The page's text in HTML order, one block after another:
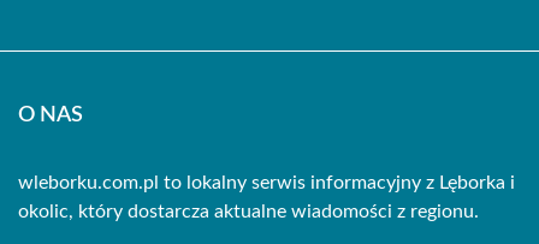
O NAS
wleborku.com.pl to lokalny serwis informacyjny z Lęborka i
okolic, który dostarcza aktualne wiadomości z regionu.